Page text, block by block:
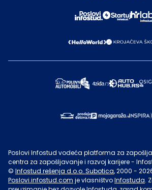
Poslovi Infostud vodeća platforma za
centra za zapošljavanje i razvoj karijere -
© Infostud rešenja d.o.o. Subotica, 2000 -
Poslovi.infostud.com je vlasništvoInfostuda.